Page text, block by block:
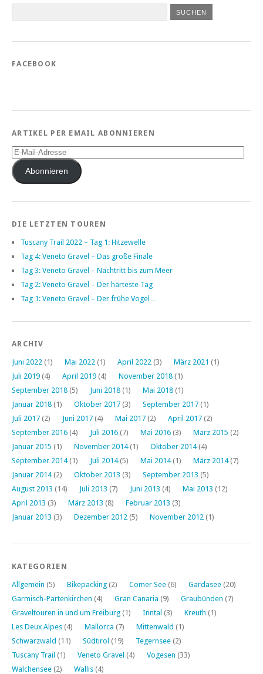
FACEBOOK
ARTIKEL PER EMAIL ABONNIEREN
E-
Mail-
AdresseAbonnieren
DIE LETZTEN TOUREN
Tuscany Trail 2022 – Tag 1: Hitzewelle
Tag 4: Veneto Gravel – Das große Finale
Tag 3: Veneto Gravel – Nachtritt bis zum Meer
Tag 2: Veneto Gravel – Der härteste Tag
Tag 1: Veneto Gravel – Der frühe Vogel…
ARCHIV
Juni 2022 (1) Mai 2022 (1) April 2022 (3) März 2021 (1)
Juli 2019 (4) April 2019 (4) November 2018 (1)
September 2018 (5) Juni 2018 (1) Mai 2018 (1)
Januar 2018 (1) Oktober 2017 (3) September 2017 (1)
Juli 2017 (2) Juni 2017 (4) Mai 2017 (2) April 2017 (2)
September 2016 (4) Juli 2016 (7) Mai 2016 (3) März 2015 (2)
Januar 2015 (1) November 2014(1) Oktober 2014(4)
September 2014(1) Juli 2014(5) Mai 2014(1) März 2014(7)
Januar 2014(2) Oktober 2013 (3) September 2013 (5)
August 2013 (14) Juli 2013 (7) Juni 2013 (4) Mai 2013 (12)
April 2013 (3) März 2013 (8) Februar 2013 (3)
Januar 2013 (3) Dezember 2012 (5) November 2012 (1)
KATEGORIEN
Allgemein (5) Bikepacking (2) Comer See (6) Gardasee (20)
Garmisch-Partenkirchen (4) Gran Canaria (9) Graubünden (7)
Graveltouren in und um Freiburg (1) Inntal (3) Kreuth (1)
Les Deux Alpes (4) Mallorca (7) Mittenwald (1)
Schwarzwald (11) Südtirol (19) Tegernsee (2)
Tuscany Trail (1) Veneto Gravel (4) Vogesen (33)
Walchensee (2) Wallis (4)